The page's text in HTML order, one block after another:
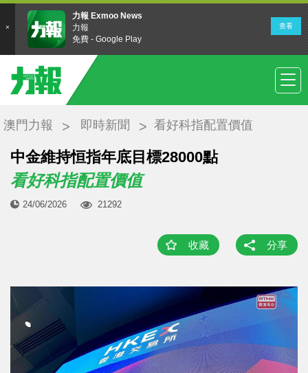
澳門力報 即時新聞 看好科指配置價值
中金維持恒指年底目標28000點
看好科指配置價值
24/06/2026 21292
收藏 分享